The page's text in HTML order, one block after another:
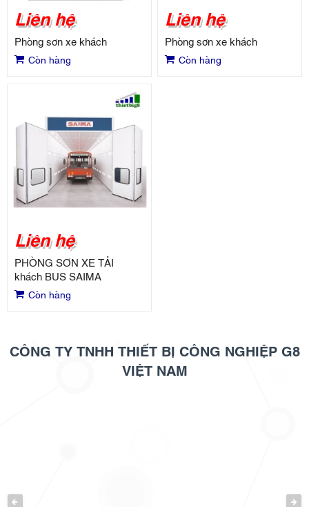
Liên hệ
Phòng sơn xe khách
Còn hàng
Liên hệ
Phòng sơn xe khách
Còn hàng
Liên hệ
PHÒNG SƠN XE TẢI
khách BUS SAIMA
Còn hàng
CÔNG TY TNHH THIẾT BỊ CÔNG NGHIỆP G8
VIỆT NAM
PREVIOUS NEXT